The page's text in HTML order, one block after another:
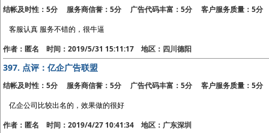
结帐及时性：5分 服务商信誉：5分 广告代码丰富：5分 客户服务质量：5分
客服认真 服务不错的，很牛逼
作者：匿名 时间：2019/5/31 15:11:17 地区：四川德阳
397. 点评：亿企广告联盟
结帐及时性：5分 服务商信誉：5分 广告代码丰富：5分 客户服务质量：5分
亿企公司比较出名的，效果做的很好
作者：匿名 时间：2019/4/27 10:41:34 地区：广东深圳